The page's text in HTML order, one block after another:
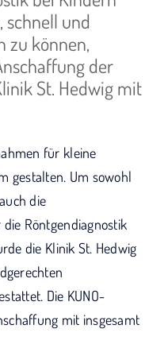
schnell und
zu können,
der
St. Hedwig mit
für kleine
gestalten. Um sowohl
die
Röntgendiagnostik
die Klinik St. Hedwig
Die KUNO-
mit insgesamt